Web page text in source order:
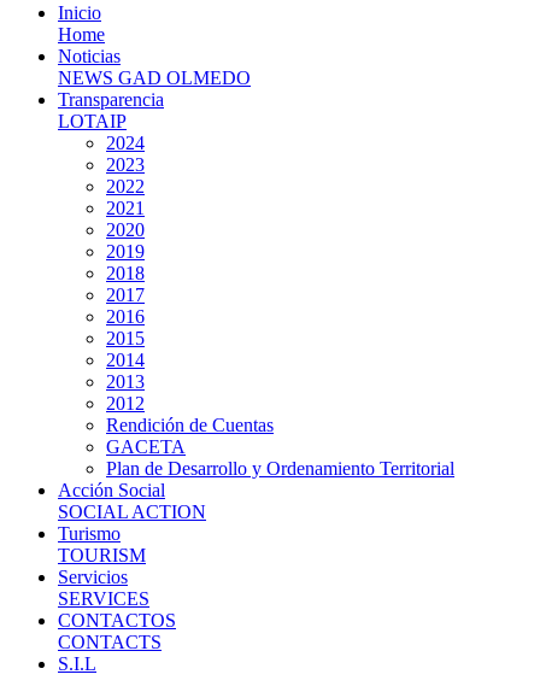
Inicio
Home
Noticias
NEWS GAD OLMEDO
Transparencia
LOTAIP
2024
2023
2022
2021
2020
2019
2018
2017
2016
2015
2014
2013
2012
Rendición de Cuentas
GACETA
Plan de Desarrollo y Ordenamiento Territorial
Acción Social
SOCIAL ACTION
Turismo
TOURISM
Servicios
SERVICES
CONTACTOS
CONTACTS
S.I.L